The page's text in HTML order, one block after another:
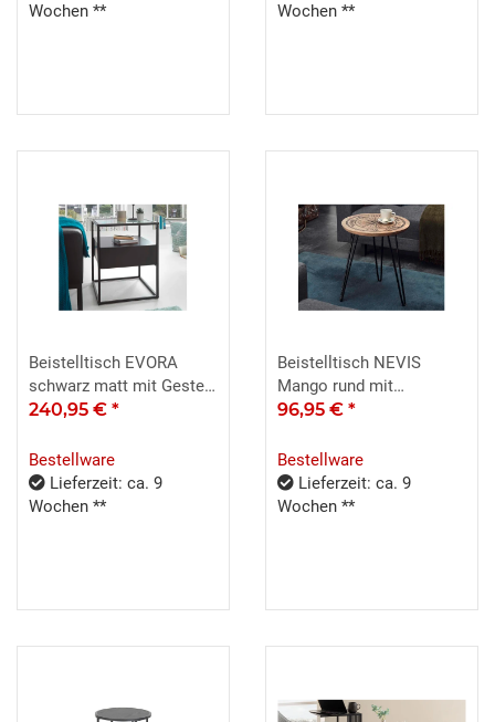
Wochen **
Wochen **
Beistelltisch EVORA
schwarz matt mit Gestell
in schwarz 43cm
240,95 € *
Bestellware
Lieferzeit: ca. 9
Wochen **
Beistelltisch NEVIS
Mango rund mit
Kompass-Motiv 46 cm
96,95 € *
Bestellware
Lieferzeit: ca. 9
Wochen **